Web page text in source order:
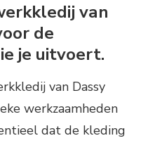
van
de
je uitvoert.
van Dassy
werkzaamheden
dat de kleding